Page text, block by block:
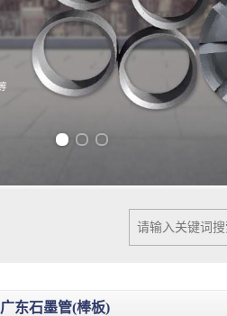
广东石墨管(棒板)